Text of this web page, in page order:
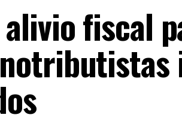
fiscal